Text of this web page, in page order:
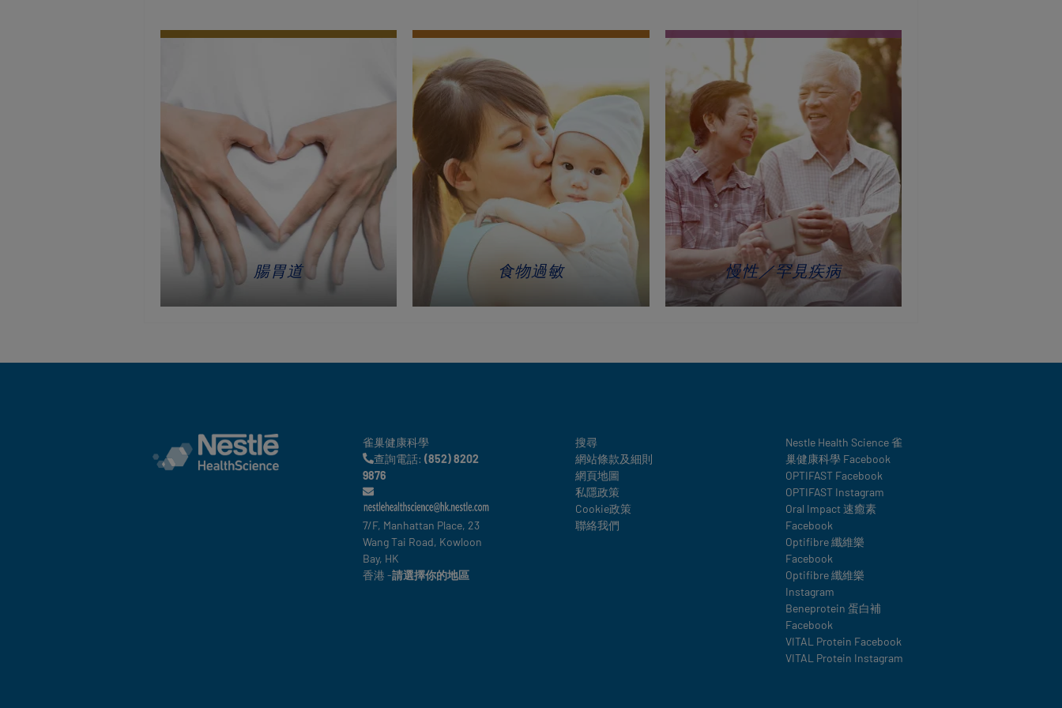
重症
腸胃道
腸道功能
吞嚥困難小百科
長者保健
長者營養不良
傷口管理
食物過敏
兒童腸胃失調
偏食／成長緩慢
慢性／罕見疾病
雀巢健康科學
查詢電話: (852) 8202
9876
7/F, Manhattan Place, 23
Wang Tai Road, Kowloon
Bay, HK
香港 -請選擇你的地區
Legal
搜尋
網站條款及細則
網頁地圖
私隱政策
Cookie政策
聯絡我們
Social
details
Nestle Health Science 雀
巢健康科學 Facebook
OPTIFAST Facebook
OPTIFAST Instagram
Oral Impact 速癒素
Facebook
Optifibre 纖維樂
Facebook
Optifibre 纖維樂
Instagram
Beneprotein 蛋白補
Facebook
VITAL Protein Facebook
VITAL Protein Instagram